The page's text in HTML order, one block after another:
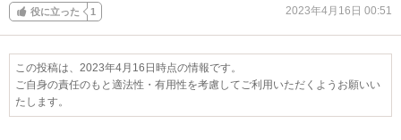
役に立った 1 2023年4月16日 00:51
この投稿は、2023年4月16日時点の情報です。
ご自身の責任のもと適法性・有用性を考慮してご利用いただくようお願いい
たします。